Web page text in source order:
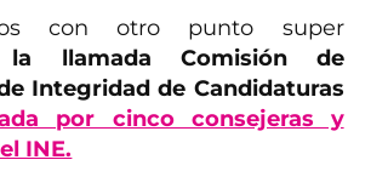
con otro punto super
la llamada Comisión de
Integridad de Candidaturas
por cinco consejeras y
INE.